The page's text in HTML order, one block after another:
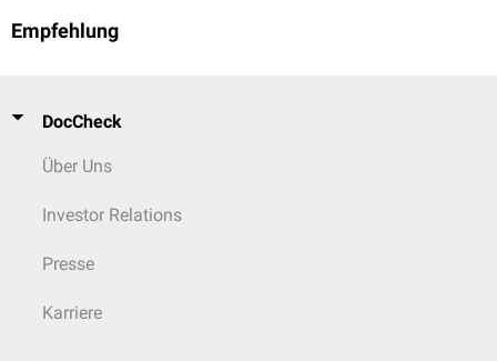
Empfehlung
DocCheck
Über Uns
Investor Relations
Presse
Karriere